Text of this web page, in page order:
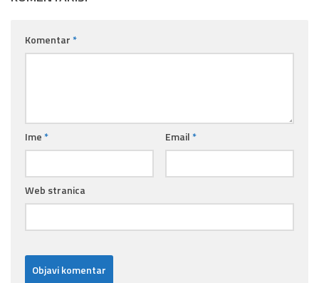
Komentar *
Ime * Email *
Web stranica